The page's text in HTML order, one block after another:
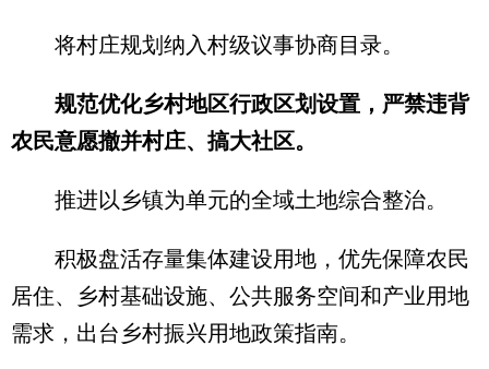
将村庄规划纳入村级议事协商目录。
规范优化乡村地区行政区划设置，严禁违背
农民意愿撤并村庄、搞大社区。
推进以乡镇为单元的全域土地综合整治。
积极盘活存量集体建设用地，优先保障农民
居住、乡村基础设施、公共服务空间和产业用地
需求，出台乡村振兴用地政策指南。